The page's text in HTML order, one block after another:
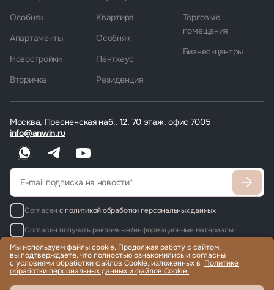
Москва, Пресненская наб., 12, 70 этаж, офис 7005
info@anwin.ru
Согласен с политикой обработки персональных данных
Согласен получать рекламные/информационные материалы
Особняк
Апартаменты
Новостройки
Вторичка
Квартира
Особняк
Пентхаус
Резиденция
Торговые
помещения
Бизнес-центры
Продажа и аренда элитной недвижимости по всему миру, помощь
Мы используем файлы cookie. Продолжая работу с сайтом,
вы подтверждаете, что полностью ознакомились и согласны
с условиями обработки файлов Cookie, изложенных в Политике
обработки персональных данных и файлов Cookie.